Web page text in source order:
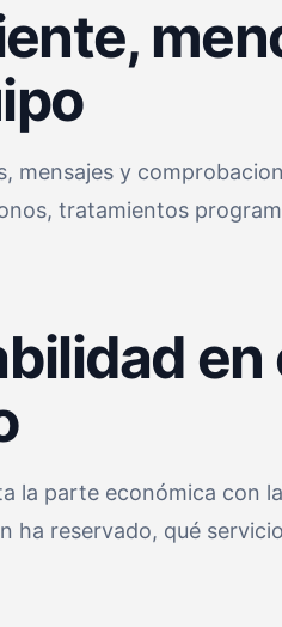
mensajes y
tratamientos
en
la parte económica con
ha reservado, qué